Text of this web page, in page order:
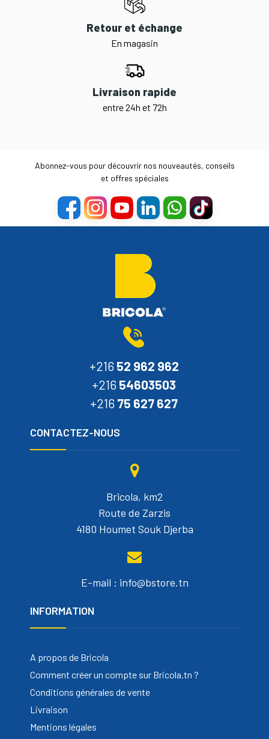
Retour et échange
En magasin
Livraison rapide
entre 24h et 72h
Abonnez-vous pour découvrir nos nouveautés, conseils
et offres spéciales
+216 52 962 962
+216 54603503
+216 75 627 627
CONTACTEZ-NOUS
Bricola, km2
Route de Zarzis
4180 Houmet Souk Djerba
E-mail : info@bstore.tn
INFORMATION
A propos de Bricola
Comment créer un compte sur Bricola.tn ?
Conditions générales de vente
Livraison
Mentions légales